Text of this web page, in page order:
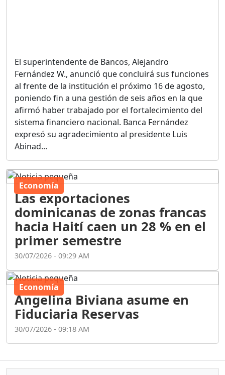
El superintendente de Bancos, Alejandro
Fernández W., anunció que concluirá sus funciones
al frente de la institución el próximo 16 de agosto,
poniendo fin a una gestión de seis años en la que
afirmó haber trabajado por el fortalecimiento del
sistema financiero nacional. Banca Fernández
expresó su agradecimiento al presidente Luis
Abinad...
Economía
Las exportaciones
dominicanas de zonas francas
hacia Haití caen un 28 % en el
primer semestre
30/07/2026 - 09:29 AM
Economía
Angelina Biviana asume en
Fiduciaria Reservas
30/07/2026 - 09:18 AM